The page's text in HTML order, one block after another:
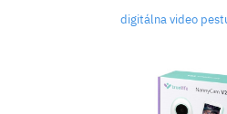
digitálna video